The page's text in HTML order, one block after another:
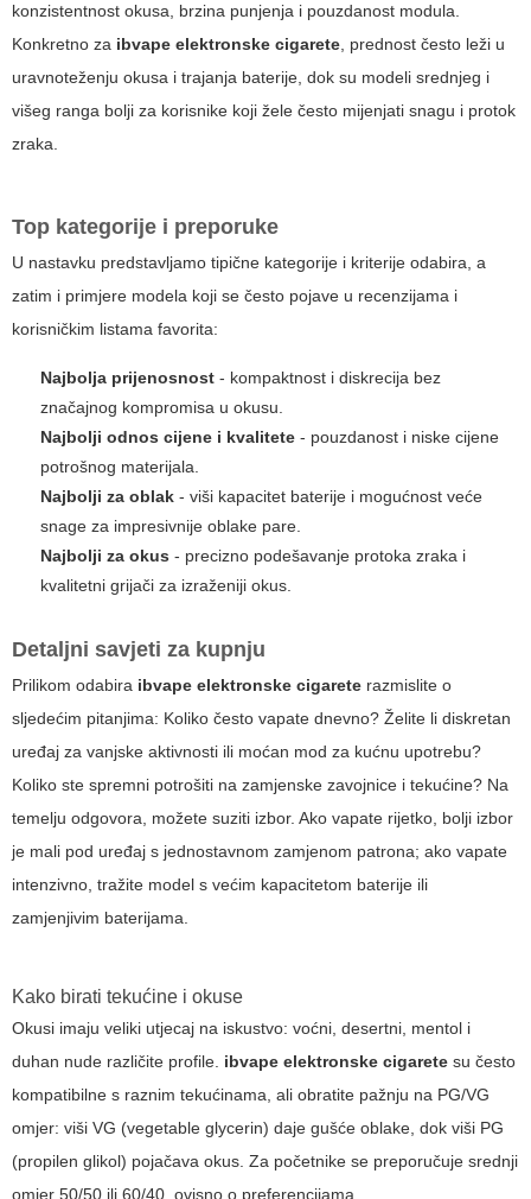
konzistentnost okusa, brzina punjenja i pouzdanost modula.
Konkretno za ibvape elektronske cigarete, prednost često leži u
uravnoteženju okusa i trajanja baterije, dok su modeli srednjeg i
višeg ranga bolji za korisnike koji žele često mijenjati snagu i protok
zraka.
Top kategorije i preporuke
U nastavku predstavljamo tipične kategorije i kriterije odabira, a
zatim i primjere modela koji se često pojave u recenzijama i
korisničkim listama favorita:
Najbolja prijenosnost - kompaktnost i diskrecija bez
značajnog kompromisa u okusu.
Najbolji odnos cijene i kvalitete - pouzdanost i niske cijene
potrošnog materijala.
Najbolji za oblak - viši kapacitet baterije i mogućnost veće
snage za impresivnije oblake pare.
Najbolji za okus - precizno podešavanje protoka zraka i
kvalitetni grijači za izraženiji okus.
Detaljni savjeti za kupnju
Prilikom odabira ibvape elektronske cigarete razmislite o
sljedećim pitanjima: Koliko često vapate dnevno? Želite li diskretan
uređaj za vanjske aktivnosti ili moćan mod za kućnu upotrebu?
Koliko ste spremni potrošiti na zamjenske zavojnice i tekućine? Na
temelju odgovora, možete suziti izbor. Ako vapate rijetko, bolji izbor
je mali pod uređaj s jednostavnom zamjenom patrona; ako vapate
intenzivno, tražite model s većim kapacitetom baterije ili
zamjenjivim baterijama.
Kako birati tekućine i okuse
Okusi imaju veliki utjecaj na iskustvo: voćni, desertni, mentol i
duhan nude različite profile. ibvape elektronske cigarete su često
kompatibilne s raznim tekućinama, ali obratite pažnju na PG/VG
omjer: viši VG (vegetable glycerin) daje gušće oblake, dok viši PG
(propilen glikol) pojačava okus. Za početnike se preporučuje srednji
omjer 50/50 ili 60/40, ovisno o preferencijama.